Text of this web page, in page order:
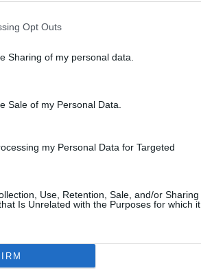
Opt Outs
Sharing of my personal data.
Sale of my Personal Data.
my Personal Data for Targeted
Use, Retention, Sale, and/or Sharing
Is Unrelated with the Purposes for which it